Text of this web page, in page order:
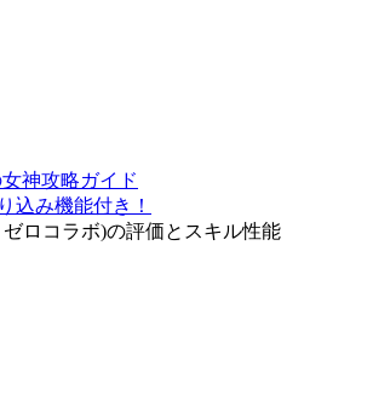
神攻略ガイド
込み機能付き！
ロコラボ)の評価とスキル性能